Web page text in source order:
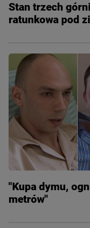
Stan trzech
ratunkowa pod
"Kupa dymu,
metrów"